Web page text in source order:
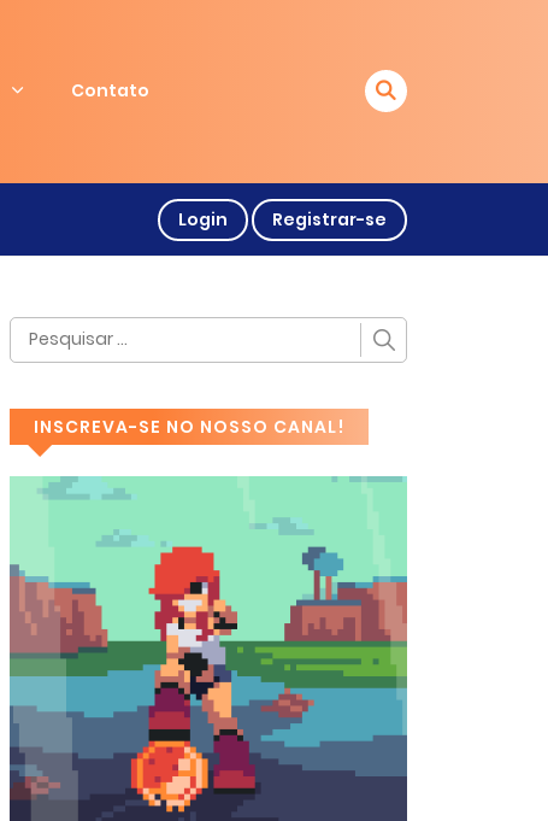
Contato
Login Registrar-se
INSCREVA-SE NO NOSSO CANAL!